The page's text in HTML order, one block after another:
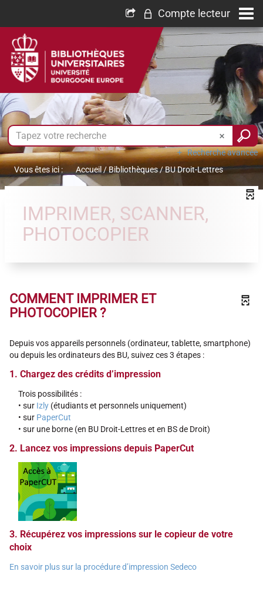
Compte lecteur
Recherche avancée
Vous êtes ici :
Accueil /Bibliothèques/BU Droit-Lettres
IMPRIMER, SCANNER,
PHOTOCOPIER
COMMENT IMPRIMER ET
PHOTOCOPIER ?
Depuis vos appareils personnels (ordinateur, tablette, smartphone)
ou depuis les ordinateurs des BU, suivez ces 3 étapes :
1. Chargez des crédits d’impression
Trois possibilités :
• sur Izly (étudiants et personnels uniquement)
• sur PaperCut
• sur une borne (en BU Droit-Lettres et en BS de Droit)
2. Lancez vos impressions depuis PaperCut
3. Récupérez vos impressions sur le copieur de votre
choix
En savoir plus sur la procédure d’impression Sedeco